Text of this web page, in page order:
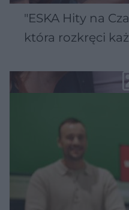
"ESKA Hity na
która rozkręci